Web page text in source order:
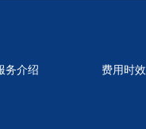
务介绍 费用时效